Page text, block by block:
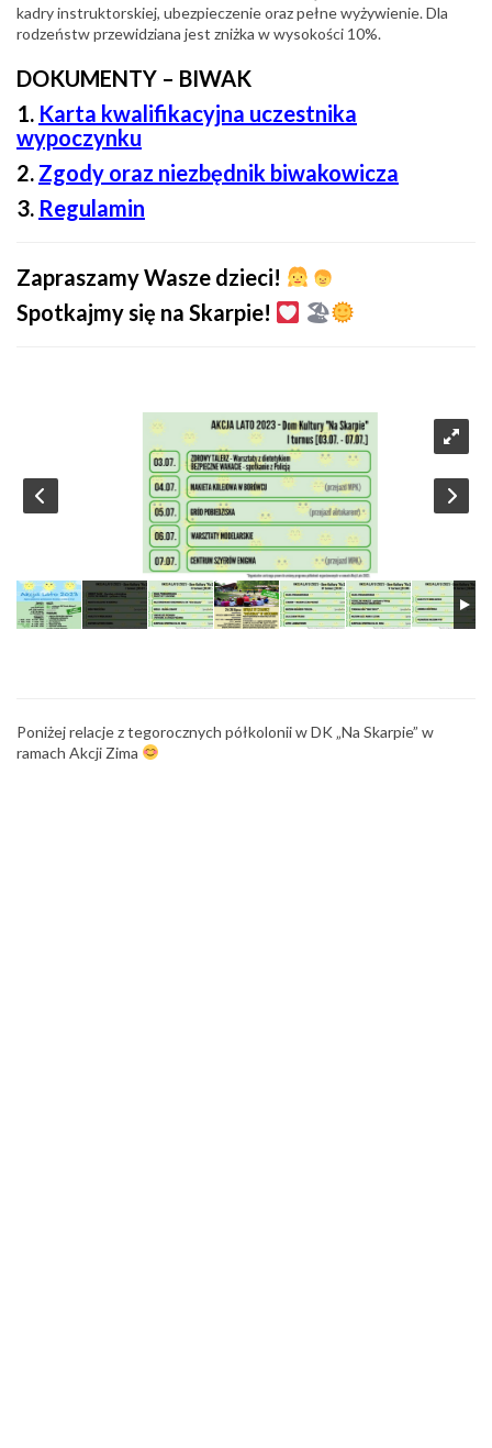
kadry instruktorskiej, ubezpieczenie oraz pełne wyżywienie. Dla
rodzeństw przewidziana jest zniżka w wysokości 10%.
DOKUMENTY – BIWAK
1. Karta kwalifikacyjna uczestnika
wypoczynku
2. Zgody oraz niezbędnik biwakowicza
3. Regulamin
Zapraszamy Wasze dzieci!
Spotkajmy się na Skarpie!
🏖
Poniżej relacje z tegorocznych półkolonii w DK „Na Skarpie” w
ramach Akcji Zima